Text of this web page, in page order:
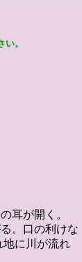
耳が開く。
。口の利けな
地に川が流れ
。